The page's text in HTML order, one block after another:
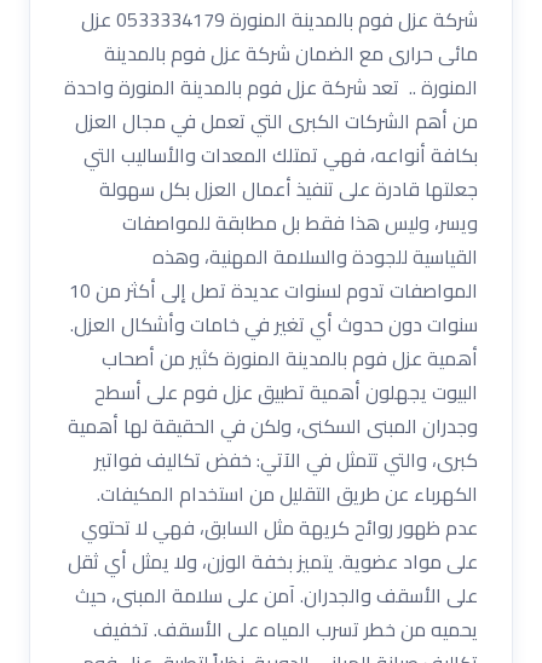
شركة عزل فوم بالمدينة المنورة 0533334179 عزل
مائى حرارى مع الضمان شركة عزل فوم بالمدينة
المنورة .. تعد شركة عزل فوم بالمدينة المنورة واحدة
من أهم الشركات الكبرى التي تعمل في مجال العزل
بكافة أنواعه، فهي تمتلك المعدات والأساليب التي
جعلتها قادرة على تنفيذ أعمال العزل بكل سهولة
ويسر، وليس هذا فقط بل مطابقة للمواصفات
القياسية للجودة والسلامة المهنية، وهذه
المواصفات تدوم لسنوات عديدة تصل إلى أكثر من 10
سنوات دون حدوث أي تغير في خامات وأشكال العزل.
أهمية عزل فوم بالمدينة المنورة كثير من أصحاب
البيوت يجهلون أهمية تطبيق عزل فوم على أسطح
وجدران المبنى السكنى، ولكن في الحقيقة لها أهمية
كبرى، والتي تتمثل في الآتي: خفض تكاليف فواتير
الكهرباء عن طريق التقليل من استخدام المكيفات.
عدم ظهور روائح كريهة مثل السابق، فهي لا تحتوي
على مواد عضوية. يتميز بخفة الوزن، ولا يمثل أي ثقل
على الأسقف والجدران. آمن على سلامة المبنى، حيث
يحميه من خطر تسرب المياه على الأسقف. تخفيف